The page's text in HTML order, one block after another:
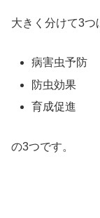
大きく分けて3つ
病害虫予防
防虫効果
育成促進
の3つです。